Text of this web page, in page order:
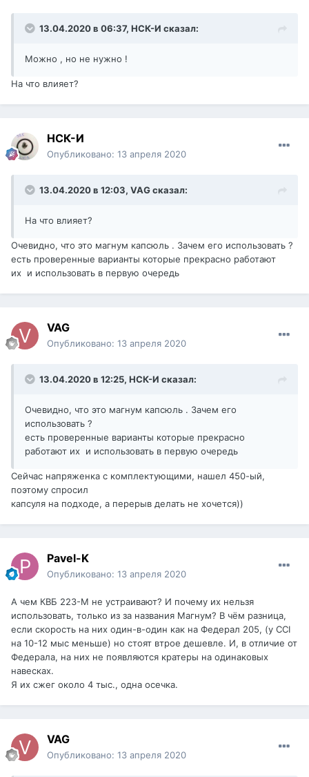
13.04.2020 в 06:37, НСК-И сказал:
Можно , но не нужно !
На что влияет?
НСК-И
Опубликовано: 13 апреля 2020
13.04.2020 в 12:03, VAGсказал:
На что влияет?
Очевидно, что это магнум капсюль . Зачем его использовать ?
есть проверенные варианты которые прекрасно работают
их и использовать в первую очередь
VAG
Опубликовано: 13 апреля 2020
13.04.2020 в 12:25, НСК-И сказал:
Очевидно, что это магнум капсюль . Зачем его
использовать ?
есть проверенные варианты которые прекрасно
работают их и использовать в первую очередь
Сейчас напряженка с комплектующими, нашел 450-ый,
поэтому спросил
капсуля на подходе, а перерыв делать не хочется))
Pavel-K
Опубликовано: 13 апреля 2020
А чем КВБ 223-М не устраивают? И почему их нельзя
использовать, только из за названия Магнум? В чём разница,
если скорость на них один-в-один как на Федерал 205, (у CCI
на 10-12 мыс меньше) но стоят втрое дешевле. И, в отличие от
Федерала, на них не появляются кратеры на одинаковых
навесках.
Я их сжег около 4 тыс., одна осечка.
VAG
Опубликовано: 13 апреля 2020